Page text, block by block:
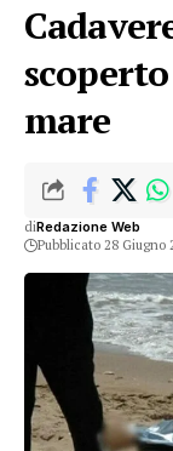
mare
diRedazione Web
Pubblicato 28 Giugno